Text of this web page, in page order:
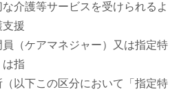
介護等サービスを受けられるよ
支援
（ケアマネジャー）又は指定特
は指
以下この区分において「指定特